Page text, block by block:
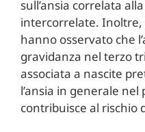
sull’ansia correlata
intercorrelate. Inoltre,
hanno osservato che
gravidanza nel terzo
associata a nascite
l’ansia in generale
contribuisce al rischio